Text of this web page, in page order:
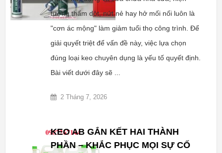
tượng thấm dột, nứt nẻ hay hở mối nối luôn là
"cơn ác mộng" làm giảm tuổi thọ công trình. Để
giải quyết triệt để vấn đề này, việc lựa chọn
đúng loại keo chuyên dụng là yếu tố quyết định.
Bài viết dưới đây sẽ ...
2 Tháng 7, 2026
KEO AB GẮN KẾT HAI THÀNH
PHẦN – KHẮC PHỤC MỌI SỰ CỐ